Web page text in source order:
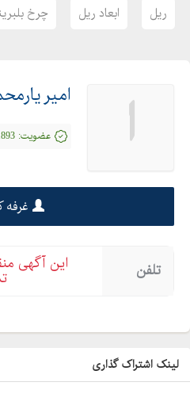
ریل ابعاد ریل چرخ
ا امیر
عضویت: 1893 روز
غرفه
تلفن این آگهی
لینک اشتراک گذاری